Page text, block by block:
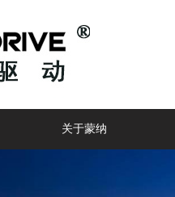
关于蒙纳